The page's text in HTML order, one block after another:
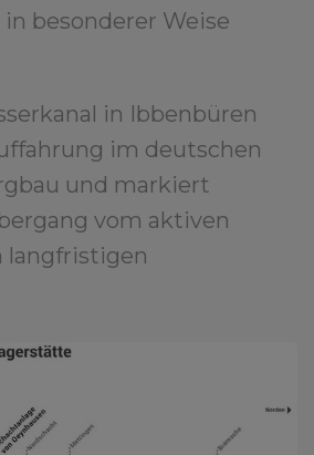
besonderer Weise
in Ibbenbüren
im deutschen
und markiert
vom aktiven
langfristigen